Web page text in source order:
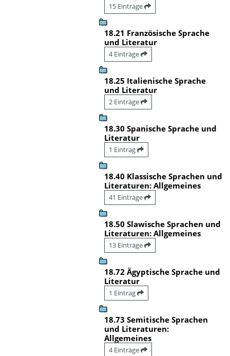
15 Einträge
18.21 Französische Sprache
und Literatur
4 Einträge
18.25 Italienische Sprache
und Literatur
2 Einträge
18.30 Spanische Sprache und
Literatur
1 Eintrag
18.40 Klassische Sprachen und
Literaturen: Allgemeines
41 Einträge
18.50 Slawische Sprachen und
Literaturen: Allgemeines
13 Einträge
18.72 Ägyptische Sprache und
Literatur
1 Eintrag
18.73 Semitische Sprachen
und Literaturen:
Allgemeines
4 Einträge